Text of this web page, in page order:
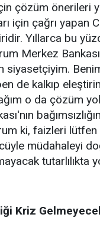
çözüm önerileri
için çağrı yapan
Yıllarca bu
Merkez
siyasetçiyim.
de kalkıp
o da çözüm
ki, faizleri lütfen
müdahaleyi
tutarlılıkta
Kriz